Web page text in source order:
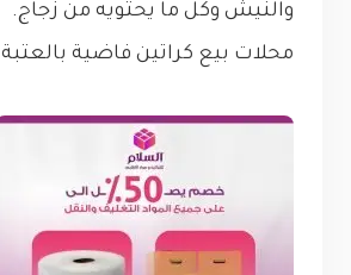
والنيش وكل ما يحتويه من زجاج.
محلات بيع كراتين فاضية بالعتبة